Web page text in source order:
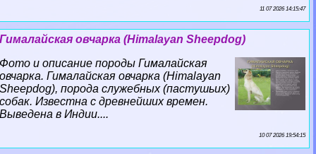
11 07 2026 14:15:47
Гималайская овчарка (Himalayan Sheepdog)
Фото и описание породы Гималайская
овчарка. Гималайская овчарка (Himalayan
Sheepdog), порода служебных (пастушьих)
собак. Известна с древнейших времен.
Выведена в Индии....
10 07 2026 19:54:15